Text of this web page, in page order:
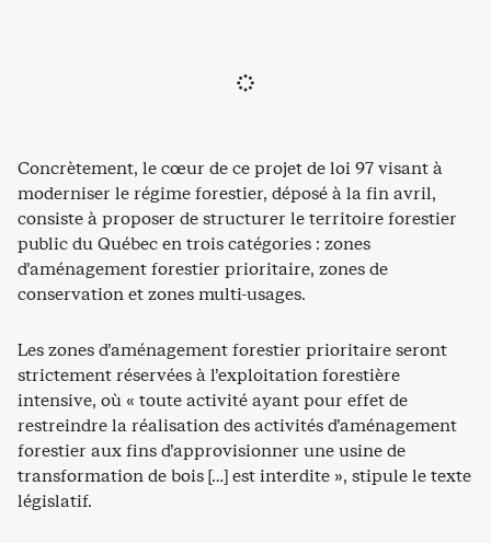
Concrètement, le cœur de ce projet de loi 97 visant à
moderniser le régime forestier, déposé à la fin avril,
consiste à proposer de structurer le territoire forestier
public du Québec en trois catégories : zones
d’aménagement forestier prioritaire, zones de
conservation et zones multi-usages.
Les zones d’aménagement forestier prioritaire seront
strictement réservées à l’exploitation forestière
intensive, où « toute activité ayant pour effet de
restreindre la réalisation des activités d’aménagement
forestier aux fins d’approvisionner une usine de
transformation de bois […] est interdite », stipule le texte
législatif.